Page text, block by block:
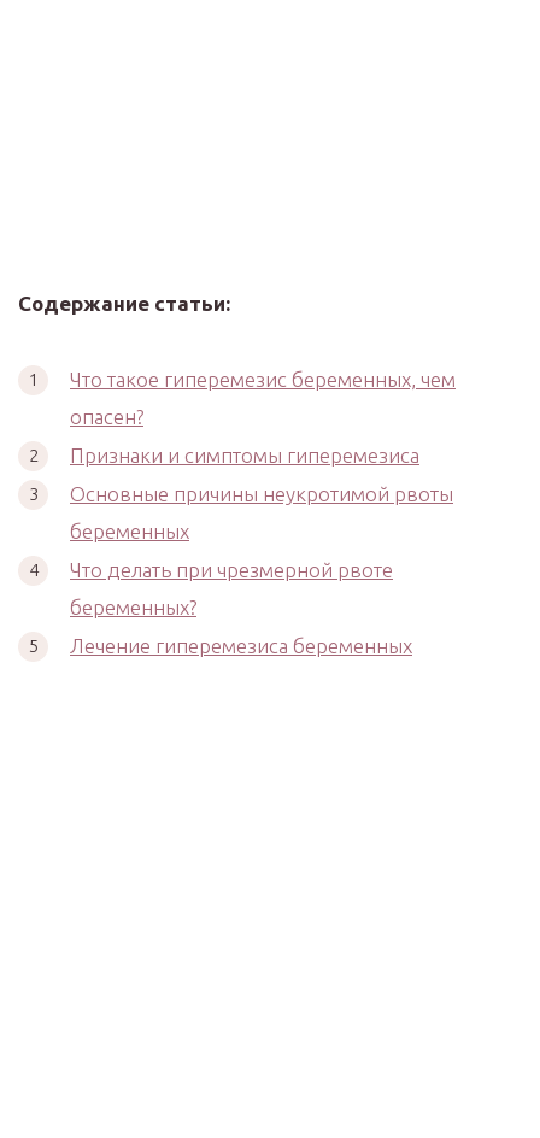
Содержание статьи:
Что такое гиперемезис беременных, чем
опасен?
Признаки и симптомы гиперемезиса
Основные причины неукротимой рвоты
беременных
Что делать при чрезмерной рвоте
беременных?
Лечение гиперемезиса беременных